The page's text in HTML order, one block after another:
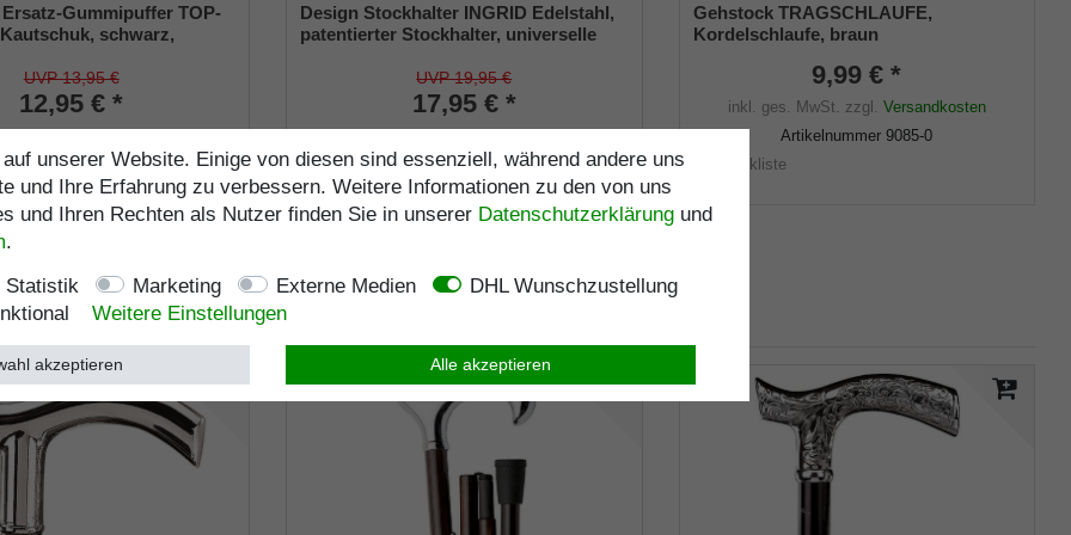
Ersatz-Gummipuffer TOP-
schwarz,
UVP 13,95 €
12,95 € *
MwSt.zzgl.Versandkosten
9631-14
Design Stockhalter INGRID Edelstahl,
patentierter Stockhalter, universelle
UVP 19,95 €
17,95 € *
inkl. ges. MwSt.zzgl.Versandkosten
Artikelnummer 4008
Merkliste
Gehstock TRAGSCHLAUFE,
Kordelschlaufe, braun
9,99 € *
inkl. ges. MwSt. zzgl. Versandkosten
Artikelnummer9085-0
Merkliste
unserer Website. Einige von diesen sind essenziell, während andere uns
und Ihre Erfahrung zu verbessern. Weitere Informationen zu den von uns
und Ihren Rechten als Nutzer finden Sie in unserer Daten­schutz­erklärungund
.
Statistik Marketing Externe Medien
DHL Wunschzustellung
Weitere Einstellungen
Alle akzeptieren
akzeptieren